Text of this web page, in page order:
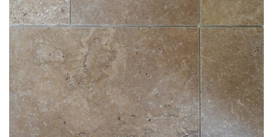
SERVICE
GALERIE
ANFRAGE
KONFIGURATOR